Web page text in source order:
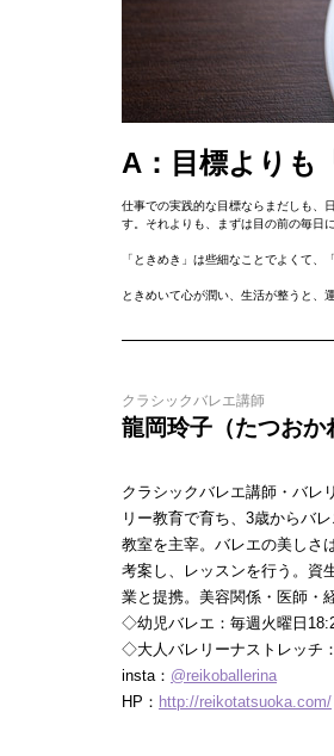
A：目標よりも
仕事での実践的な目標ならまだしも、
す。それよりも、まずは目の前の毎日
「ときめき」は些細なことでよくて
ときめいて心が潤い、生活が整うと、
クラシックバレエ講師
龍岡玲子（たつおか
クラシックバレエ講師・バレ
リー教育で育ち、3歳からバ
教室を主宰。バレエの美しさ
考案し、レッスンを行う。資
業と提携。美容関係・医師・
◇幼児バレエ：毎週火曜日
◇大人バレリーナストレッチ
insta： @reikoballerina
HP： http://reikotatsuoka.com/